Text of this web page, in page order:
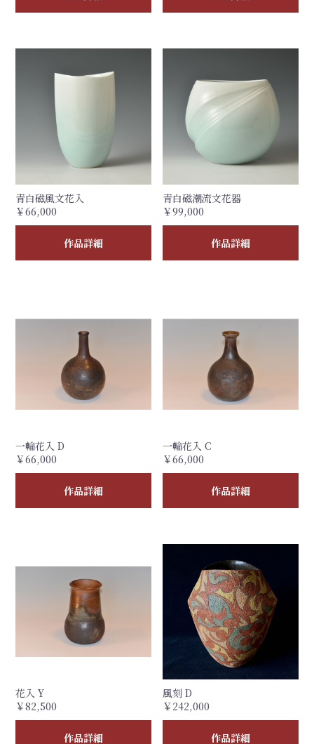
青白磁風文花入
￥66,000
作品詳細
青白磁潮流文花器
￥99,000
作品詳細
一輪花入 D
￥66,000
作品詳細
一輪花入 C
￥66,000
作品詳細
花入 Y
￥82,500
作品詳細
風刻 D
￥242,000
作品詳細